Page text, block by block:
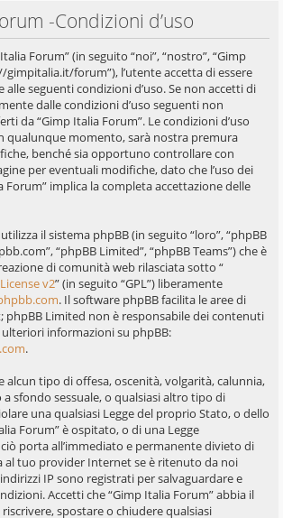
-Condizioni d’uso
Forum” (in seguito “noi”, “nostro”, “Gimp
gimpitalia.it/forum”), l’utente accetta di essere
seguenti condizioni d’uso. Se non accetti di
dalle condizioni d’uso seguenti non
da “Gimp Italia Forum”. Le condizioni d’uso
qualunque momento, sarà nostra premura
benché sia opportuno controllare con
per eventuali modifiche, dato che l’uso dei
Forum” implica la completa accettazione delle
il sistema phpBB (in seguito “loro”, “phpBB
“phpBB Limited”, “phpBB Teams”) che è
di comunità web rilasciata sotto “
v2” (in seguito “GPL”) liberamente
. Il software phpBB facilita le aree di
phpBB Limited non è responsabile dei contenuti
ulteriori informazioni su phpBB:
.
alcun tipo di offesa, oscenità, volgarità, calunnia,
a sfondo sessuale, o qualsiasi altro tipo di
una qualsiasi Legge del proprio Stato, o dello
Forum” è ospitato, o di una Legge
porta all’immediato e permanente divieto di
al tuo provider Internet se è ritenuto da noi
IP sono registrati per salvaguardare e
Accetti che “Gimp Italia Forum” abbia il
spostare o chiudere qualsiasi